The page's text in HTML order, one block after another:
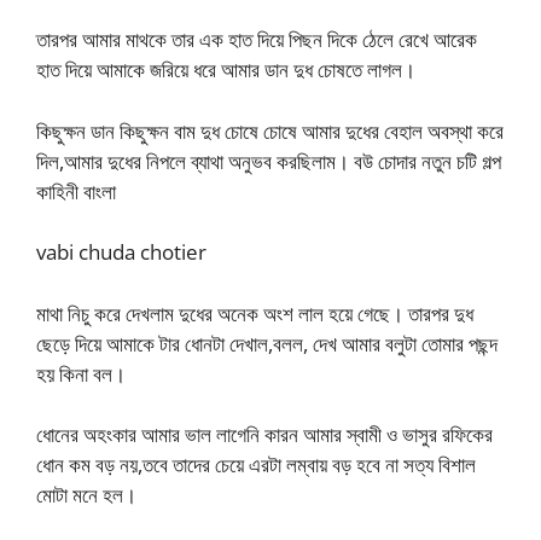
তারপর আমার মাথকে তার এক হাত দিয়ে পিছন দিকে ঠেলে রেখে আরেক
হাত দিয়ে আমাকে জরিয়ে ধরে আমার ডান দুধ চোষতে লাগল।
কিছুক্ষন ডান কিছুক্ষন বাম দুধ চোষে চোষে আমার দুধের বেহাল অবস্থা করে
দিল,আমার দুধের নিপলে ব্যাথা অনুভব করছিলাম। বউ চোদার নতুন চটি গল্প
কাহিনী বাংলা
vabi chuda chotier
মাথা নিচু করে দেখলাম দুধের অনেক অংশ লাল হয়ে গেছে। তারপর দুধ
ছেড়ে দিয়ে আমাকে টার ধোনটা দেখাল,বলল, দেখ আমার বলুটা তোমার পছন্দ
হয় কিনা বল।
ধোনের অহংকার আমার ভাল লাগেনি কারন আমার স্বামী ও ভাসুর রফিকের
ধোন কম বড় নয়,তবে তাদের চেয়ে এরটা লম্বায় বড় হবে না সত্য বিশাল
মোটা মনে হল।